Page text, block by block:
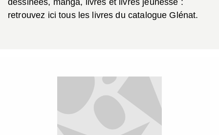
dessinées, manga, livres et livres jeunesse :
retrouvez ici tous les livres du catalogue Glénat.